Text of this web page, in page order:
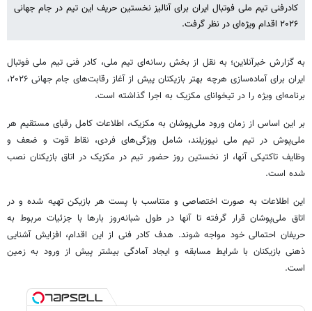
کادرفنی تیم ملی فوتبال ایران برای آنالیز نخستین حریف این تیم در جام جهانی
۲۰۲۶ اقدام ویژه‌ای در نظر گرفت.
به گزارش خبرآنلاین؛ به نقل از بخش رسانه‌ای تیم ملی، کادر فنی تیم ملی فوتبال
ایران برای آماده‌سازی هرچه بهتر بازیکنان پیش از آغاز رقابت‌های جام جهانی ۲۰۲۶،
برنامه‌ای ویژه را در تیخوانای مکزیک به اجرا گذاشته است.
بر این اساس از زمان ورود ملی‌پوشان به مکزیک، اطلاعات کامل رقبای مستقیم هر
ملی‌پوش در تیم‌ ملی نیوزیلند، شامل ویژگی‌های فردی، نقاط قوت و ضعف و
وظایف تاکتیکی آنها، از نخستین روز حضور تیم در مکزیک در اتاق بازیکنان نصب
شده است.
این اطلاعات به صورت اختصاصی و متناسب با پست هر بازیکن تهیه شده و در
اتاق ملی‌پوشان قرار گرفته تا آنها در طول شبانه‌روز بارها با جزئیات مربوط به
حریفان احتمالی خود مواجه شوند. هدف کادر فنی از این اقدام، افزایش آشنایی
ذهنی بازیکنان با شرایط مسابقه و ایجاد آمادگی بیشتر پیش از ورود به زمین
است.